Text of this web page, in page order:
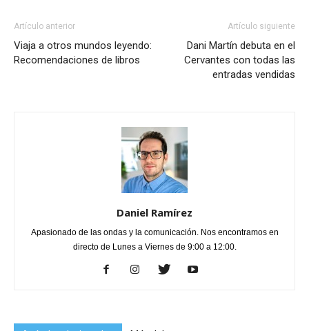
Artículo anterior
Viaja a otros mundos leyendo:
Recomendaciones de libros
Artículo siguiente
Dani Martín debuta en el
Cervantes con todas las
entradas vendidas
Daniel Ramírez
Apasionado de las ondas y la comunicación. Nos encontramos en
directo de Lunes a Viernes de 9:00 a 12:00.